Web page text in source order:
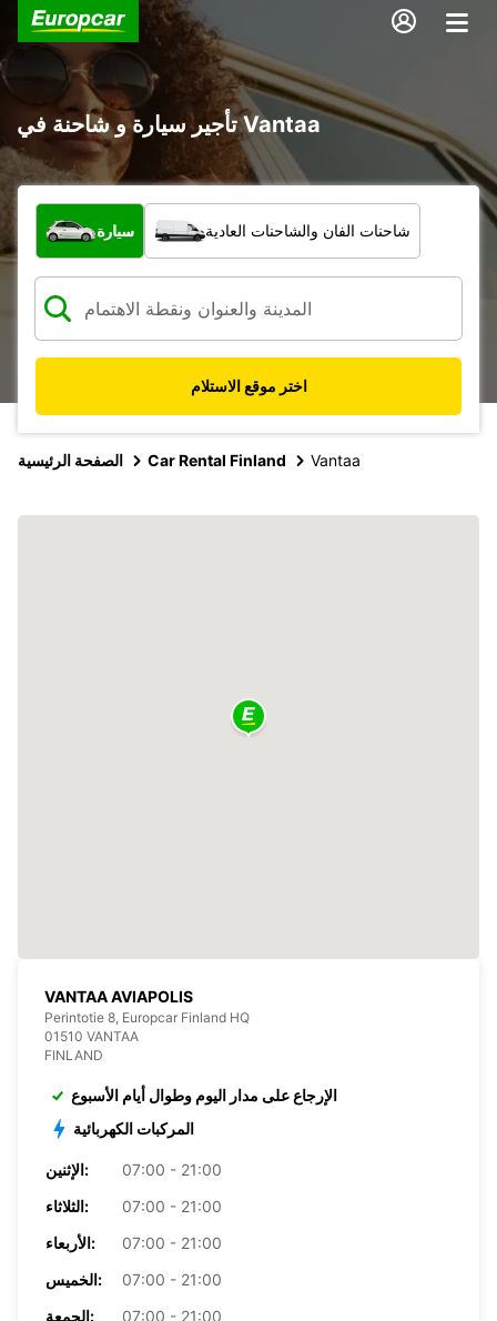
تأجير سيارة و شاحنة في Vantaa
ما نوع المركبة؟
سيارة شاحنات الفان والشاحنات العادية
اختر موقع الاستلام
الصفحة الرئيسية Car Rental Finland Vantaa
VANTAA AVIAPOLIS
Perintotie 8, Europcar Finland HQ
01510 VANTAA
FINLAND
الإرجاع على مدار اليوم وطوال أيام الأسبوع
المركبات الكهربائية
الإثنين:
07:00 - 21:00
الثلاثاء:
07:00 - 21:00
الأربعاء:
07:00 - 21:00
الخميس:
07:00 - 21:00
الجمعة:
07:00 - 21:00